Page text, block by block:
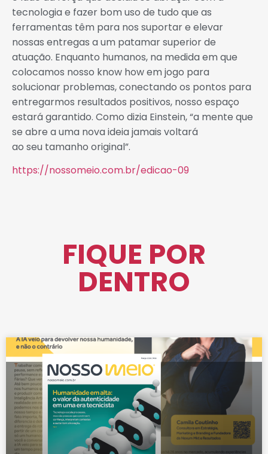
tecnologia e fazer bom uso de tudo que as
ferramentas têm para nos suportar e elevar
nossas entregas a um patamar superior de
atuação. Enquanto humanos, na medida em que
colocamos nosso know how em jogo para
solucionar problemas, conectando os pontos para
entregarmos resultados positivos, nosso espaço
estará garantido. Como dizia Einstein, “a mente que
se abre a uma nova ideia jamais voltará
ao seu tamanho original”.
https://nossomeio.com.br/edicao-09
FIQUE POR
DENTRO